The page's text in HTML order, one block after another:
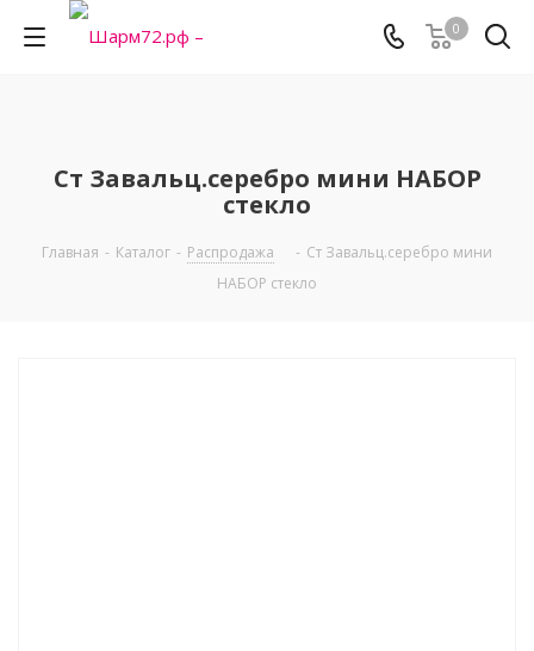
0
Ст Завальц.серебро мини НАБОР
стекло
Главная - Каталог - Распродажа - Ст Завальц.серебро мини
НАБОР стекло